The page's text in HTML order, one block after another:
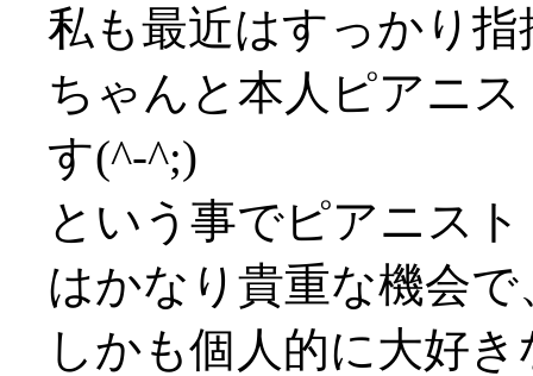
私も最近はすっかり
ちゃんと本人ピアニ
す(^-^;)
という事でピアニス
はかなり貴重な機会で
しかも個人的に大好